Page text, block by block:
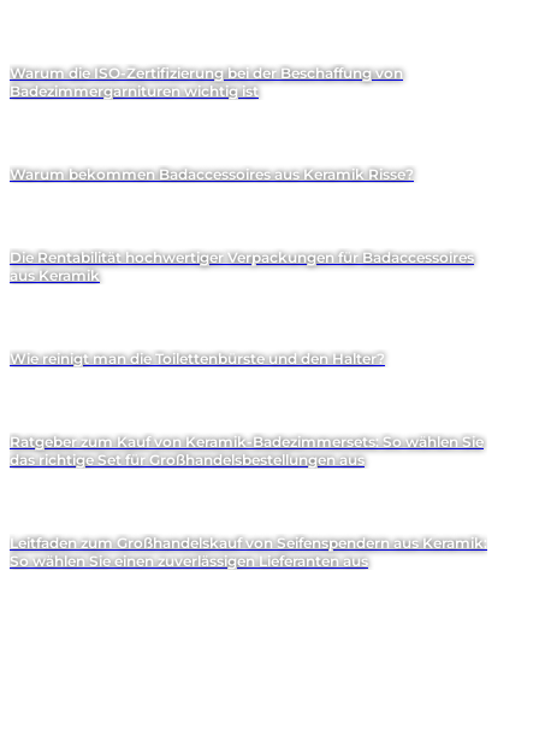
Warum die ISO-Zertifizierung bei der Beschaffung von
Badezimmergarnituren wichtig ist
Warum bekommen Badaccessoires aus Keramik Risse?
Die Rentabilität hochwertiger Verpackungen für Badaccessoires
aus Keramik
Wie reinigt man die Toilettenbürste und den Halter?
Ratgeber zum Kauf von Keramik-Badezimmersets: So wählen Sie
das richtige Set für Großhandelsbestellungen aus
Leitfaden zum Großhandelskauf von Seifenspendern aus Keramik:
So wählen Sie einen zuverlässigen Lieferanten aus